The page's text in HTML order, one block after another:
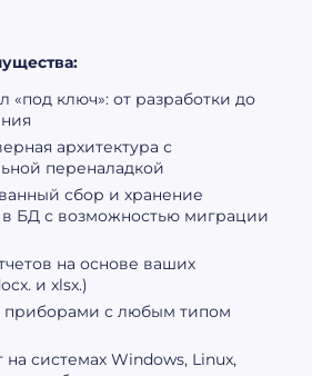
«под ключ»: от разработки до
архитектура с
переналадкой
сбор и хранение
в БД с возможностью миграции
на основе ваших
и xlsx.)
приборами с любым типом
системах Windows, Linux,